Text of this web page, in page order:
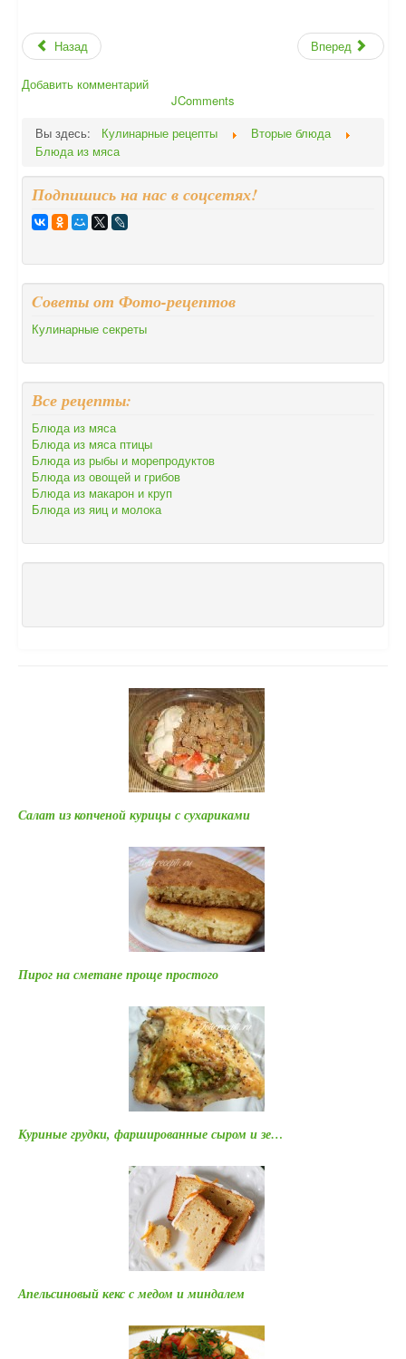
Назад Вперед
Добавить комментарий
JComments
Вы здесь:
Кулинарные рецепты
Вторые блюда
Блюда из мяса
Подпишись на нас в соцсетях!
Cоветы от Фото-рецептов
Кулинарные секреты
Все рецепты:
Блюда из мяса
Блюда из мяса птицы
Блюда из рыбы и морепродуктов
Блюда из овощей и грибов
Блюда из макарон и круп
Блюда из яиц и молока
Салат из копченой курицы с сухариками
Пирог на сметане проще простого
Куриные грудки, фаршированные сыром и зе…
Апельсиновый кекс с медом и миндалем